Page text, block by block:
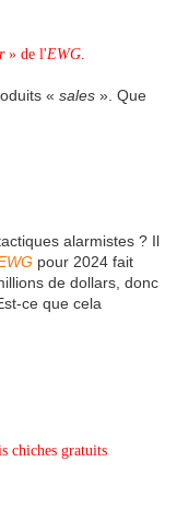
» de l'EWG.
« sales ». Que
alarmistes ? Il
pour 2024 fait
de dollars, donc
ce que cela
chiches gratuits